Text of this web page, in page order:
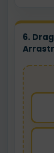
6.